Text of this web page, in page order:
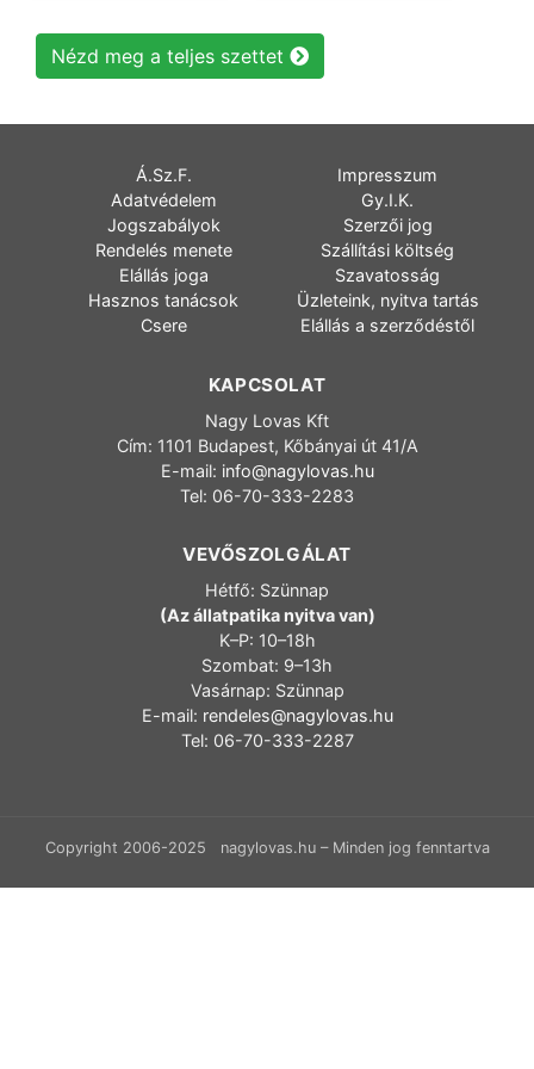
Nézd meg a teljes szettet
Á.Sz.F.
Impresszum
Adatvédelem
Gy.I.K.
Jogszabályok
Szerzői jog
Rendelés menete
Szállítási költség
Elállás joga
Szavatosság
Hasznos tanácsok
Üzleteink, nyitva tartás
Csere
Elállás a szerződéstől
KAPCSOLAT
Nagy Lovas Kft
Cím: 1101 Budapest, Kőbányai út 41/A
E-mail: info@nagylovas.hu
Tel: 06-70-333-2283
VEVŐSZOLGÁLAT
Hétfő: Szünnap
(Az állatpatika nyitva van)
K–P: 10–18h
Szombat: 9–13h
Vasárnap: Szünnap
E-mail: rendeles@nagylovas.hu
Tel: 06-70-333-2287
Copyright 2006-2025 nagylovas.hu – Minden jog fenntartva